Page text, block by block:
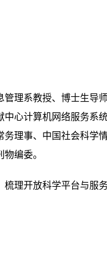
理系教授、博士生导
心计算机网络服务系
理事、中国社会科学
编委。
理开放科学平台与服